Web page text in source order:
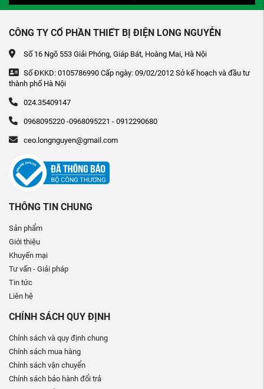
CÔNG TY CỔ PHẦN THIẾT BỊ ĐIỆN LONG NGUYỄN
Số 16 Ngõ 553 Giải Phóng, Giáp Bát, Hoàng Mai, Hà Nội
Số ĐKKD: 0105786990 Cấp ngày: 09/02/2012 Sở kế hoạch và đầu tư
thành phố Hà Nội
024.35409147
0968095220 -0968095221 - 0912290680
ceo.longnguyen@gmail.com
THÔNG TIN CHUNG
Sản phẩm
Giới thiệu
Khuyến mại
Tư vấn - Giải pháp
Tin tức
Liên hệ
CHÍNH SÁCH QUY ĐỊNH
Chính sách và quy định chung
Chính sách mua hàng
Chính sách vận chuyển
Chính sách bảo hành đổi trả